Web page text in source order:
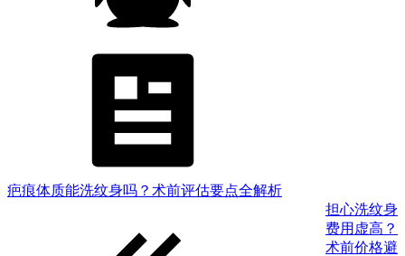
疤痕体质能洗纹身吗？术前评估要点全解析
担心洗纹身
费用虚高？
术前价格避